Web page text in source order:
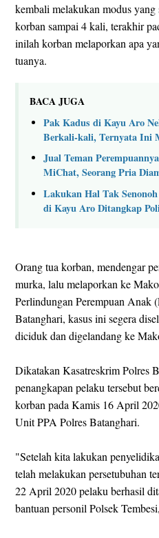
kembali melakukan modus yang
korban sampai 4 kali, terakhir
inilah korban melaporkan apa
tuanya.
BACA JUGA
Pak Kadus di Kayu Aro
Berkali-kali, Ternyata Ini
Jual Teman
MiChat, Seorang Pria
Lakukan Hal Tak
di Kayu Aro Ditangkap
Orang tua korban, mendengar
murka, lalu melaporkan ke
Perlindungan Perempuan Anak
Batanghari, kasus ini segera
diciduk dan digelandang ke
Dikatakan Kasatreskrim Polres
penangkapan pelaku tersebut
korban pada Kamis 16 April
Unit PPA Polres Batanghari.
"Setelah kita lakukan
telah melakukan persetubuhan
22 April 2020 pelaku berhasil
bantuan personil Polsek